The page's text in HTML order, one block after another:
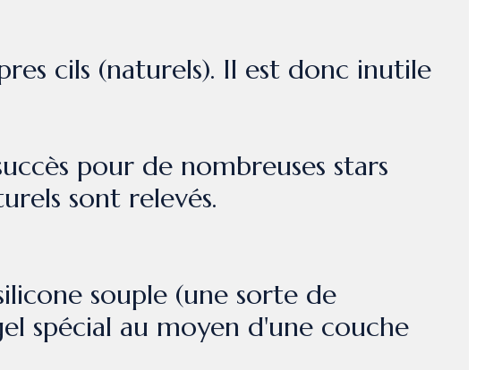
cils (naturels). Il est donc inutile
pour de nombreuses stars
sont relevés.
souple (une sorte de
spécial au moyen d'une couche